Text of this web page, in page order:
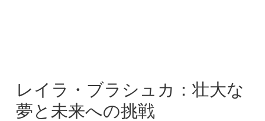
レイラ・ブラシュカ：壮大な
夢と未来への挑戦